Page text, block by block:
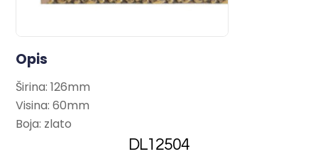
Opis
Širina: 126mm
Visina: 60mm
Boja: zlato
DL12504